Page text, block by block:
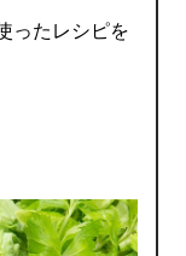
ったレシピを